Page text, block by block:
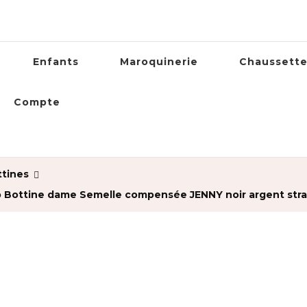
Enfants Maroquinerie
Compte
dame Semelle compensée JENNY noir argent